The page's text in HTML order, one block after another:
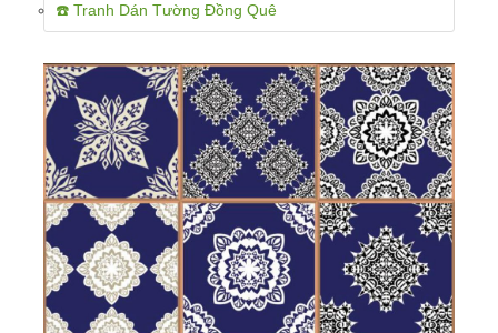
☎️ Tranh Dán Tường Đồng Quê